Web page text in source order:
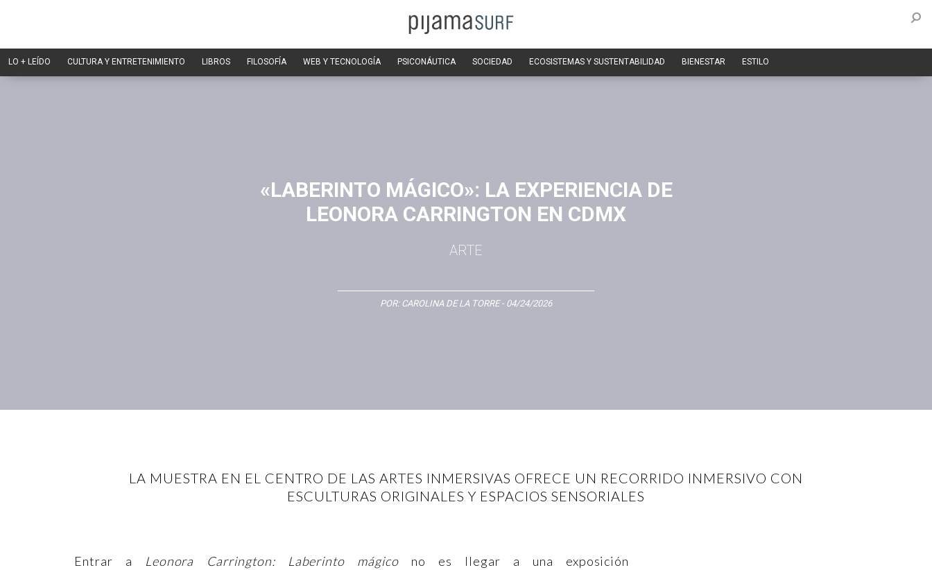
LO + LEÍDO CULTURA Y ENTRETENIMIENTO LIBROS FILOSOFÍA WEB Y TECNOLOGÍA PSICONÁUTICA SOCIEDAD ECOSISTEMAS Y SUSTENTABILIDAD BIENESTAR ESTILO
«LABERINTO MÁGICO»: LA EXPERIENCIA DE
LEONORA CARRINGTON EN CDMX
ARTE
POR: CAROLINA DE LA TORRE- 04/24/2026
LA MUESTRA EN EL CENTRO DE LAS ARTES INMERSIVAS OFRECE UN RECORRIDO INMERSIVO CON
ESCULTURAS ORIGINALES Y ESPACIOS SENSORIALES
Entrar a Leonora Carrington: Laberinto mágicono es llegar a una exposición